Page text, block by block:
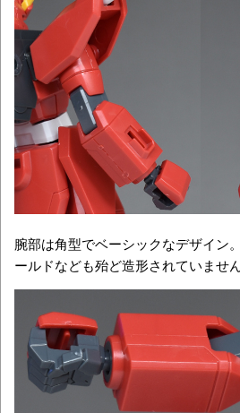
腕部は角型でベーシックなデザイン
ールドなども殆ど造形されていません